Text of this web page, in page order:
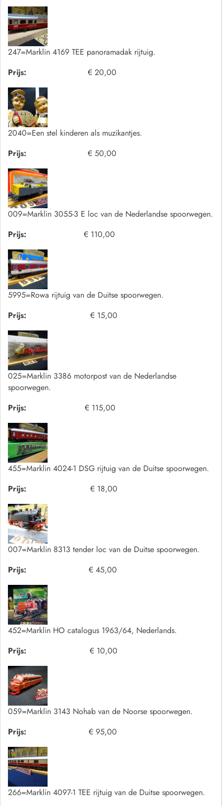
247=Marklin 4169 TEE panoramadak rijtuig.
Prijs:
€ 20,00
2040=Een stel kinderen als muzikantjes.
Prijs:
€ 50,00
009=Marklin 3055-3 E loc van de Nederlandse spoorwegen.
Prijs:
€ 110,00
5995=Rowa rijtuig van de Duitse spoorwegen.
Prijs:
€ 15,00
025=Marklin 3386 motorpost van de Nederlandse
spoorwegen.
Prijs:
€ 115,00
455=Marklin 4024-1 DSG rijtuig van de Duitse spoorwegen.
Prijs:
€ 18,00
007=Marklin 8313 tender loc van de Duitse spoorwegen.
Prijs:
€ 45,00
452=Marklin HO catalogus 1963/64, Nederlands.
Prijs:
€ 10,00
059=Marklin 3143 Nohab van de Noorse spoorwegen.
Prijs:
€ 95,00
266=Marklin 4097-1 TEE rijtuig van de Duitse spoorwegen.